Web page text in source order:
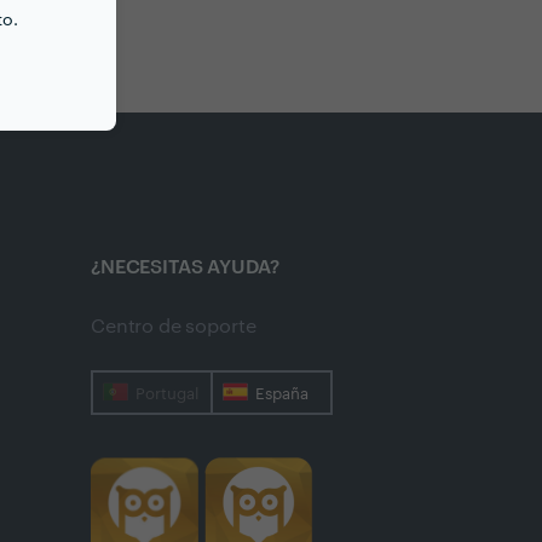
¿NECESITAS AYUDA?
Centro de soporte
Portugal España